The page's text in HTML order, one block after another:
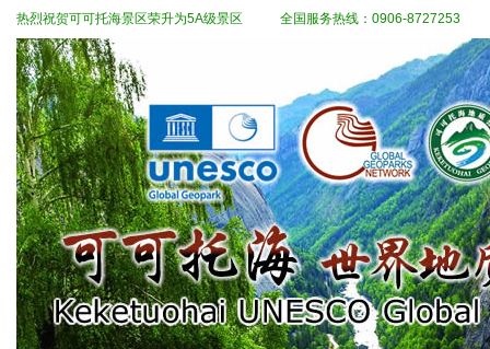
热烈祝贺可可托海景区荣升为5A级景区 全国服务热线：0906-8727253